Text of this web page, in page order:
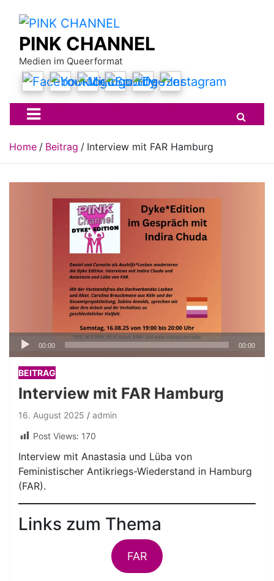
contentPINK CHANNEL
Medien im Queerformat
Home Beitrag Interview mit FAR Hamburg
Audio-
00:00 00:00
BEITRAG
Interview mit FAR Hamburg
16. August 2025
admin
Post Views: 170
Interview mit Anastasia und Lüba von
Feministischer Antikriegs-Wiederstand in Hamburg
(FAR).
Links zum Thema
FAR